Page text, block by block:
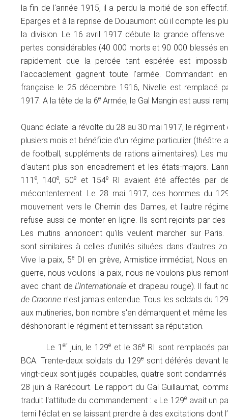
la fin de l'année 1915, il a perdu la moitié de son
Eparges et à la reprise de Douaumont où il compte les
la division. Le 16 avril 1917 débute la grande offensive
pertes considérables (40 000 morts et 90 000 blessés
rapidement que la percée tant espérée est
l'accablement gagnent toute l'armée. Commandant
française le 25 décembre 1916, Nivelle est remplacé
1917. A la tête de la 6e Armée, le Gal Mangin est aussi
Quand éclate la révolte du 28 au 30 mai 1917, le
plusiers mois et bénéficie d'un régime particulier (théâtre
de football, suppléments de rations alimentaires). Les
d'autant plus son encadrement et les états-majors.
111 e, 140e, 50e et 154eRI avaient été affectés par
mécontentement. Le 28 mai 1917, des hommes du
mouvement vers le Chemin des Dames, et l'autre
refuse aussi de monter en ligne. Ils sont rejoints par
Les mutins annoncent qu'ils veulent marcher sur
sont similaires à celles d'unités situées dans d'autres
Vive la paix, 5eDI en grève, Armistice immédiat, Nous
guerre, nous voulons la paix, nous ne voulons plus
avec chant deL'Internationale et drapeau rouge). Il faut
de Craonne n'est jamais entendue. Tous les soldats du
aux mutineries, bon nombre s'en démarquent et même
déshonorant le régiment et ternissant sa réputation.
Le 1 erjuin, le 129e et le 36e RI sont remplacés
BCA. Trente-deux soldats du 129esont déférés devant
vingt-deux sont jugés coupables, quatre sont
28 juin à Rarécourt. Le rapport du Gal Guillaumat,
traduit l'attitude du commandement : « Le 129e avait un
terni l’éclat en se laissant prendre à des excitations dont